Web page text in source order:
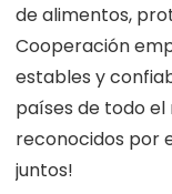
de alimentos,
Cooperación
estables y
países de todo
reconocidos por
juntos!